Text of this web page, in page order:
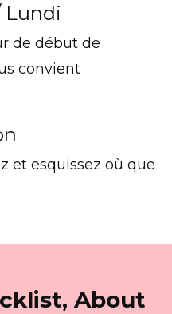
Lundi
de début de
convient
et esquissez où que
About